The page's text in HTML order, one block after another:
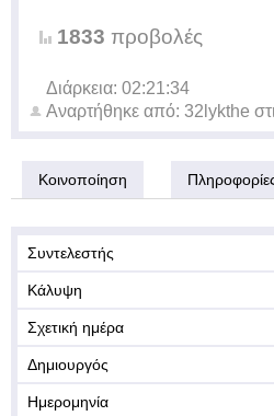
1833 προβολές
Διάρκεια: 02:21:34
Αναρτήθηκε από: 32lykthe
Κοινοποίηση
Συντελεστής
Κάλυψη
Σχετική ημέρα
Δημιουργός
Ημερομηνία